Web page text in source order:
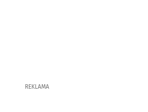
REKLAMA